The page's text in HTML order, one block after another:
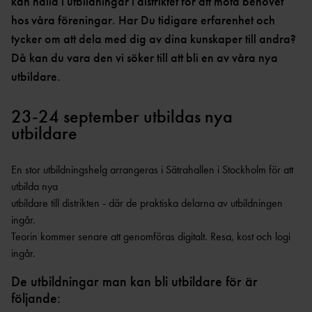
VARA
FUNKTIONÄR
hos våra föreningar. Har Du tidigare erfarenhet och
tycker om att dela med dig av dina kunskaper till andra?
Då kan du vara den vi söker till att bli en av våra nya
utbildare.
23-24 september utbildas nya
utbildare
En stor utbildningshelg arrangeras i Sätrahallen i Stockholm för att
utbilda nya
utbildare till distrikten - där de praktiska delarna av utbildningen
ingår.
Teorin kommer senare att genomföras digitalt. Resa, kost och logi
ingår.
De utbildningar man kan bli utbildare för är
följande: